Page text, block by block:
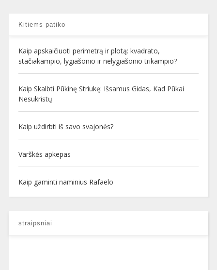
Kitiems patiko
Kaip apskaičiuoti perimetrą ir plotą: kvadrato,
stačiakampio, lygiašonio ir nelygiašonio trikampio?
Kaip Skalbti Pūkinę Striukę: Išsamus Gidas, Kad Pūkai
Nesukristų
Kaip uždirbti iš savo svajonės?
Varškės apkepas
Kaip gaminti naminius Rafaelo
straipsniai